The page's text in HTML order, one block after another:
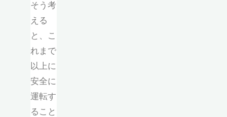
そう考
える
と、こ
れまで
以上に
安全に
運転す
ること